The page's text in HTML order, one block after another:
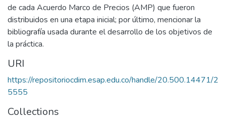
de cada Acuerdo Marco de Precios (AMP) que fueron
distribuidos en una etapa inicial; por último, mencionar la
bibliografía usada durante el desarrollo de los objetivos de
la práctica.
URI
https://repositoriocdim.esap.edu.co/handle/20.500.14471/2
5555
Collections